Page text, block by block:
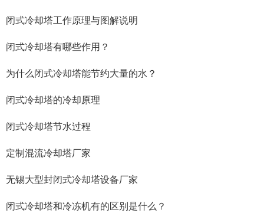
闭式冷却塔工作原理与图解说明
闭式冷却塔有哪些作用？
为什么闭式冷却塔能节约大量的水？
闭式冷却塔的冷却原理
闭式冷却塔节水过程
定制混流冷却塔厂家
无锡大型封闭式冷却塔设备厂家
闭式冷却塔和冷冻机有的区别是什么？